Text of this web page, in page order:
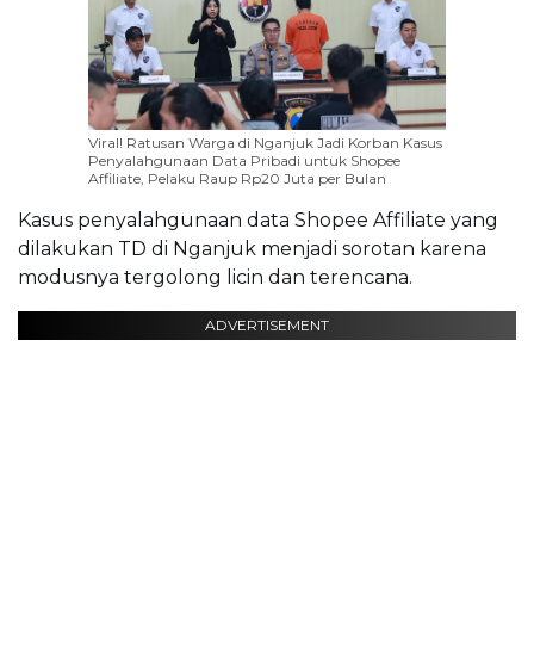
Viral! Ratusan Warga di Nganjuk Jadi Korban Kasus
Penyalahgunaan Data Pribadi untuk Shopee
Affiliate, Pelaku Raup Rp20 Juta per Bulan
Kasus penyalahgunaan data Shopee Affiliate yang
dilakukan TD di Nganjuk menjadi sorotan karena
modusnya tergolong licin dan terencana.
ADVERTISEMENT